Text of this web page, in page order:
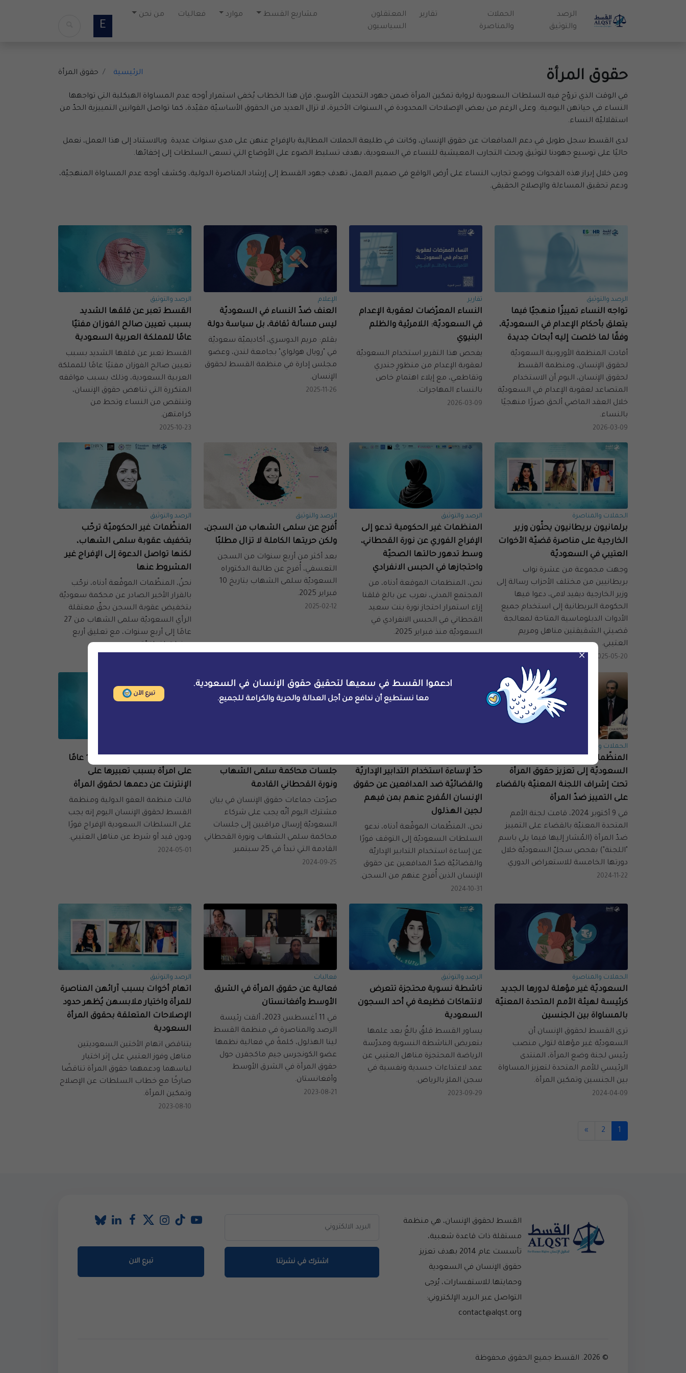
الرصد
والتوثيق
الحملات
والمناصرة
تقارير
المعتقلون
السياسيون
مشاريع القسط موارد فعاليات من نحن
E
حقوق المرأة الرئيسية حقوق المرأة
في الوقت الذي تروّج فيه السلطات السعودية لرواية تمكين المرأة ضمن جهود التحديث الأوسع، فإن هذا الخطاب يُخفي استمرار أوجه عدم المساواة الهيكلية التي تواجهها
النساء في حياتهن اليومية. وعلى الرغم من بعض الإصلاحات المحدودة في السنوات الأخيرة، لا تزال العديد من الحقوق الأساسيّة مقيّدة، كما تواصل القوانين التمييزية الحدّ من
استقلاليّة النساء.
لدى القسط سجل طويل في دعم المدافعات عن حقوق الإنسان، وكانت في طليعة الحملات المطالِبة بالإفراج عنهن على مدى سنوات عديدة. وبالاستناد إلى هذا العمل، نعمل
حاليًا على توسيع جهودنا لتوثيق وبحث التجارب المعيشية للنساء في السعودية، بهدف تسليط الضوء على الأوضاع التي تسعى السلطات إلى إخفائها.
ومن خلال إبراز هذه الفجوات ووضع تجارب النساء على أرض الواقع في صميم العمل، تهدف جهود القسط إلى إرشاد المناصرة الدولية، وكشف أوجه عدم المساواة المنهجيّة،
ودعم تحقيق المساءلة والإصلاح الحقيقي.
الرصد والتوثيق
تواجه النساء تمييزًا منهجيًا فيما
يتعلق بأحكام الإعدام في السعوديّة،
وفقًا لما خلصت إليه أبحاث جديدة
أفادت المنظمة الأوروبية السعوديّة
لحقوق الإنسان، ومنظمة القسط
لحقوق الإنسان، اليوم أن الاستخدام
المتصاعد لعقوبة الإعدام في السعوديّة
خلال العقد الماضي ألحق ضررًا منهجيًا
بالنساء.
2026-03-09
تقارير
النساء المعرّضات لعقوبة الإعدام
في السعوديّة: اللامرئية والظلم
البنيوي
يفحص هذا التقرير استخدام السعوديّة
لعقوبة الإعدام من منظورٍ جندري
وتقاطعي، مع إيلاء اهتمامٍ خاص
بالنساء المهاجرات.
2026-03-09
الإعلام
العنف ضدّ النساء في السعوديّة
ليس مسألة ثقافة، بل سياسة دولة
بقلم: مريم الدوسري، أكاديميّة سعوديّة
في "رويال هولواي" بجامعة لندن، وعضو
مجلس إدارة في منظمة القسط لحقوق
الإنسان.
2025-11-26
الرصد والتوثيق
القسط تعبر عن قلقها الشديد
بسبب تعيين صالح الفوزان مفتيًا
عامًا للمملكة العربية السعودية
القسط تعبر عن قلقها الشديد بسبب
تعيين صالح الفوزان مفتيًا عامًا للمملكة
العربية السعودية، وذلك بسبب مواقفه
المتكررة التي تناهض حقوق الإنسان،
وتنتقص من النساء وتحط من
كرامتهن.
2025-10-23
الحملات والمناصرة
برلمانيون بريطانيون يحثّون وزير
الخارجية على مناصرة قضيّة الأخوات
العتيبي في السعوديّة
وجهت مجموعة من عشرة نواب
بريطانيين من مختلف الأحزاب رسالة إلى
وزير الخارجية ديفيد لامي، دعوا فيها
الحكومة البريطانية إلى استخدام جميع
الأدوات الدبلوماسية المتاحة لمعالجة
قضيتي الشقيقتين مناهل ومريم
العتيبي.
2025-05-20
الرصد والتوثيق
المنظمات غير الحكومية تدعو إلى
الإفراج الفوري عن نورة القحطاني،
وسط تدهور حالتها الصحيّة
واحتجازها في الحبس الانفرادي
نحن، المنظمات الموقعة أدناه، من
المجتمع المدني، نعرب عن بالغ قلقنا
إزاء استمرار احتجاز نورة بنت سعيد
القحطاني في الحبس الانفرادي في
السعوديّة منذ فبراير 2025.
الرصد والتوثيق
أُفرج عن سلمى الشهاب من السجن،
ولكن حريتها الكاملة لا تزال مطلبًا
بعد أكثر من أربع سنوات من السجن
التعسفي، أُفرج عن طالبة الدكتوراه
السعوديّة سلمى الشهاب بتاريخ 10
فبراير 2025.
2025-02-12
الرصد والتوثيق
المنظّمات غير الحكوميّة ترحّب
بتخفيف عقوبة سلمى الشهاب،
لكنها تواصل الدعوة إلى الإفراج غير
المشروط عنها
نحنُ، المنظّمات الموقّعة أدناه، نرحّب
بالقرار الأخير الصادر عن محكمة سعوديّة
بتخفيض عقوبة السجن بحقّ معتقلة
الرأي السعوديّة سلمى الشهاب من 27
عامًا إلى أربع سنوات، مع تعليق أربع
الحملات والمناصرة
المنظّمات غير الحكوميّة تدعو
السعوديّة إلى تعزيز حقوق المرأة
تحت إشراف اللجنة المعنيّة بالقضاء
على التمييز ضدّ المرأة
في 9 أكتوبر 2024، قامت لجنة الأمم
المتحدة المعنيّة بالقضاء على التمييز
ضدّ المرأة (المُشار إليها فيما يلي باسم
"اللجنة") بفحص سجلّ السعوديّة خلال
دورتها الخامسة للاستعراض الدوري.
2024-11-22
حدّ لإساءة استخدام التدابير الإداريّة
والقضائيّة ضد المدافعين عن حقوق
الإنسان المُفرج عنهم بمن فيهم
لجين الهذلول
نحن، المنظّمات الموقّعة أدناه، ندعو
السلطات السعوديّة إلى التوقف فورًا
عن إساءة استخدام التدابير الإداريّة
والقضائيّة ضدّ المدافعين عن حقوق
الإنسان الذين أُفرج عنهم من السجن.
2024-10-31
جلسات محاكمة سلمى الشهاب
ونورة القحطاني القادمة
صرّحت جماعات حقوق الإنسان في بيان
مشترك اليوم أنّه يجب على شركاء
السعوديّة إرسال مراقبين إلى جلسات
محاكمة سلمى الشهاب ونورة القحطاني
القادمة التي تبدأ في 25 سبتمبر.
2024-09-25
السعودية: الحكم بالسجن 11 عامًا
على امرأة بسبب تعبيرها على
الإنترنت عن دعمها لحقوق المرأة
قالت منظمة العفو الدولية ومنظمة
القسط لحقوق الإنسان اليوم إنه يجب
على السلطات السعودية الإفراج فورًا
ودون قيد أو شرط عن مناهل العتيبي.
2024-05-01
الحملات والمناصرة
السعوديّة غير مؤهلة لدورها الجديد
كرئيسة لهيئة الأمم المتحدة المعنيّة
بالمساواة بين الجنسين
ترى القسط لحقوق الإنسان أن
السعوديّة غير مؤهلة لتولي منصب
رئيس لجنة وضع المرأة، المنتدى
الرئيسي للأمم المتحدة لتعزيز المساواة
بين الجنسين وتمكين المرأة.
2024-04-09
الرصد والتوثيق
ناشطة نسوية محتجزة تتعرض
لانتهاكات فظيعة في أحد السجون
السعودية
يساور القسط قلقٌ بالغٌ بعد علمها
بتعريض الناشطة النسوية ومدرّسة
الرياضة المحتجزة مناهل العتيبي عن
عمد لاعتداءات جسدية ونفسية في
سجن الملز بالرياض.
2023-09-29
فعاليات
فعالية عن حقوق المرأة في الشرق
الأوسط وأفغانستان
في 11 أغسطس 2023، ألقت رئيسة
الرصد والمناصرة في منظمة القسط
لينا الهذلول، كلمةً في فعالية نظمها
عضو الكونجرس جيم ماكجفرن حول
حقوق المرأة في الشرق الأوسط
وأفغانستان.
2023-08-21
الرصد والتوثيق
اتهام أخوات بسبب آرائهن المناصرة
للمرأة واختيار ملابسهن يُظهر حدود
الإصلاحات المتعلقة بحقوق المرأة
السعودية
يتناقض اتهام الأختين السعوديتين
مناهل وفوز العتيبي على إثر اختيار
لباسهما ودعمهما حقوق المرأة تناقضًا
صارخًا مع خطاب السلطات عن الإصلاح
وتمكين المرأة.
2023-08-10
1
2
»
القسط لحقوق الإنسان، هي منظمة
مستقلة ذات قاعدة شعبية،
تأسست عام 2014 بهدف تعزيز
حقوق الإنسان في السعودية
وحمايتها.للاستفسارات، يُرجى
التواصل عبر البريد الإلكتروني:
contact@alqst.org
اشترك في نشرتنا تبرع الان
© 2026. القسط جميع الحقوق محفوظة
×
ادعموا القسط في سعيها لتحقيق حقوق الإنسان في السعودية.
معا نستطيع أن ندافع من أجل العدالة والحرية والكرامة للجميع.
تبرع الآن